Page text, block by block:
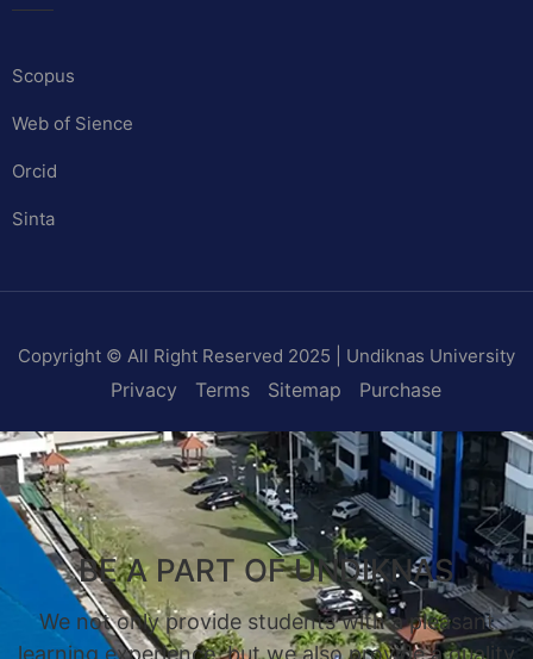
Scopus
Web of Sience
Orcid
Sinta
Copyright © All Right Reserved 2025 | Undiknas University
Privacy Terms Sitemap Purchase
BE A PART OF UNDIKNAS
We not only provide students with a pleasant
learning experience, but we also provide a quality